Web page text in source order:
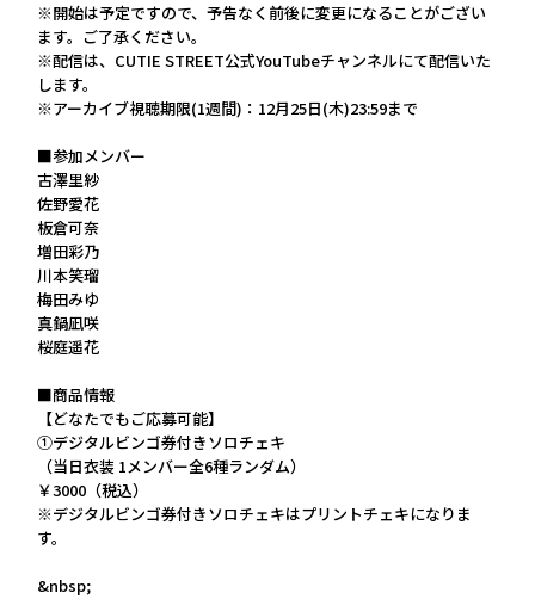
※開始は予定ですので、予告なく前後に変更になることがござい
ます。ご了承ください。
※配信は、CUTIE STREET公式YouTubeチャンネルにて配信いた
します。
※アーカイブ視聴期限(1週間)：12月25日(木)23:59まで
■参加メンバー
古澤里紗
佐野愛花
板倉可奈
増田彩乃
川本笑瑠
梅田みゆ
真鍋凪咲
桜庭遥花
■商品情報
【どなたでもご応募可能】
①デジタルビンゴ券付きソロチェキ
（当日衣装 1メンバー全6種ランダム）
￥3000（税込）
※デジタルビンゴ券付きソロチェキはプリントチェキになりま
す。
&nbsp;